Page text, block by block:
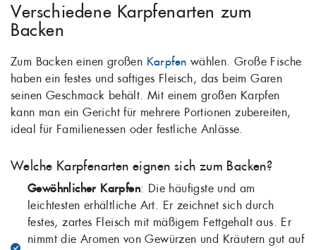
Verschiedene Karpfenarten zum
Backen
Zum Backen einen großen Karpfen wählen. Große Fische
haben ein festes und saftiges Fleisch, das beim Garen
seinen Geschmack behält. Mit einem großen Karpfen
kann man ein Gericht für mehrere Portionen zubereiten,
ideal für Familienessen oder festliche Anlässe.
Welche Karpfenarten eignen sich zum Backen?
Gewöhnlicher Karpfen: Die häufigste und am
leichtesten erhältliche Art. Er zeichnet sich durch
festes, zartes Fleisch mit mäßigem Fettgehalt aus. Er
nimmt die Aromen von Gewürzen und Kräutern gut auf